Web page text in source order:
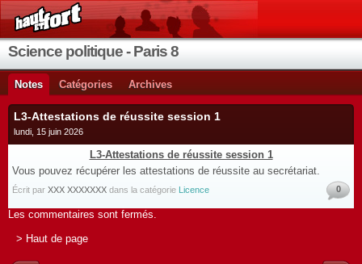
Science politique - Paris 8
Notes Catégories Archives
L3-Attestations de réussite session 1
lundi, 15 juin 2026
L3-Attestations de réussite session 1
Vous pouvez récupérer les attestations de réussite au secrétariat.
Écrit par XXX XXXXXXX dans la catégorie Licence 0
Les commentaires sont fermés.
> Haut de page